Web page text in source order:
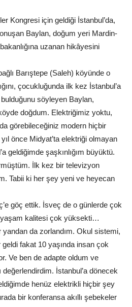
Kongresi için geldiği İstanbul’da,
Baylan, doğum yeri Mardin-
uzanan hikâyesini
Barıştepe (Saleh) köyünde o
çocukluğunda ilk kez İstanbul’a
söyleyen Baylan,
doğdum. Elektriğimiz yoktu,
görebileceğiniz modern hiçbir
önce Midyat’ta elektriği olmayan
geldiğimde şaşkınlığım büyüktü.
İlk kez bir televizyon
Tabii ki her şey yeni ve heyecan
göç ettik. İsveç de o günlerde çok
kalitesi çok yüksekti…
da zorlandım. Okul sistemi,
fakat 10 yaşında insan çok
Ve ben de adapte oldum ve
değerlendirdim. İstanbul’a dönecek
henüz elektrikli hiçbir şey
bir konferansa akıllı şebekeler